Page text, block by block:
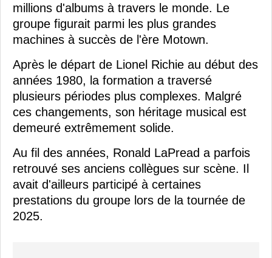
millions d'albums à travers le monde. Le
groupe figurait parmi les plus grandes
machines à succès de l'ère Motown.
Après le départ de Lionel Richie au début des
années 1980, la formation a traversé
plusieurs périodes plus complexes. Malgré
ces changements, son héritage musical est
demeuré extrêmement solide.
Au fil des années, Ronald LaPread a parfois
retrouvé ses anciens collègues sur scène. Il
avait d'ailleurs participé à certaines
prestations du groupe lors de la tournée de
2025.